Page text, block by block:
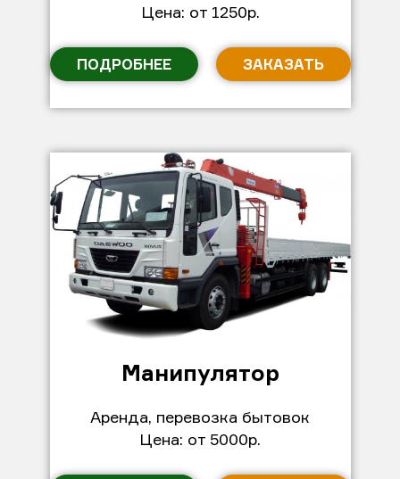
Цена: от 1250р.
ПОДРОБНЕЕ ЗАКАЗАТЬ
Манипулятор
Аренда, перевозка бытовок
Цена: от 5000р.